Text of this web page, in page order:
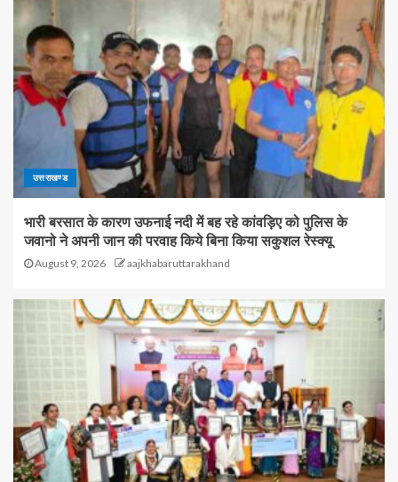
उत्तराखण्ड
भारी बरसात के कारण उफनाई नदी में बह रहे कांवड़िए को पुलिस के
जवानो ने अपनी जान की परवाह किये बिना किया सकुशल रेस्क्यू
August 9, 2026 aajkhabaruttarakhand